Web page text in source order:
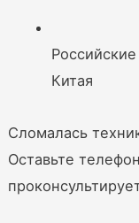
Китая
Сломалась
Оставьте